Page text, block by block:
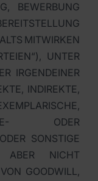
BEWERBUNG
MITWIRKEN
UNTER
IRGENDEINER
INDIREKTE,
ODER
SONSTIGE
ABER NICHT
GOODWILL,